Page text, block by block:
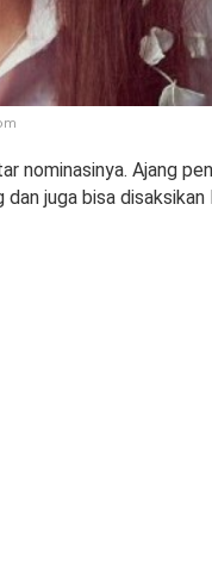
nominasinya. Ajang
juga bisa